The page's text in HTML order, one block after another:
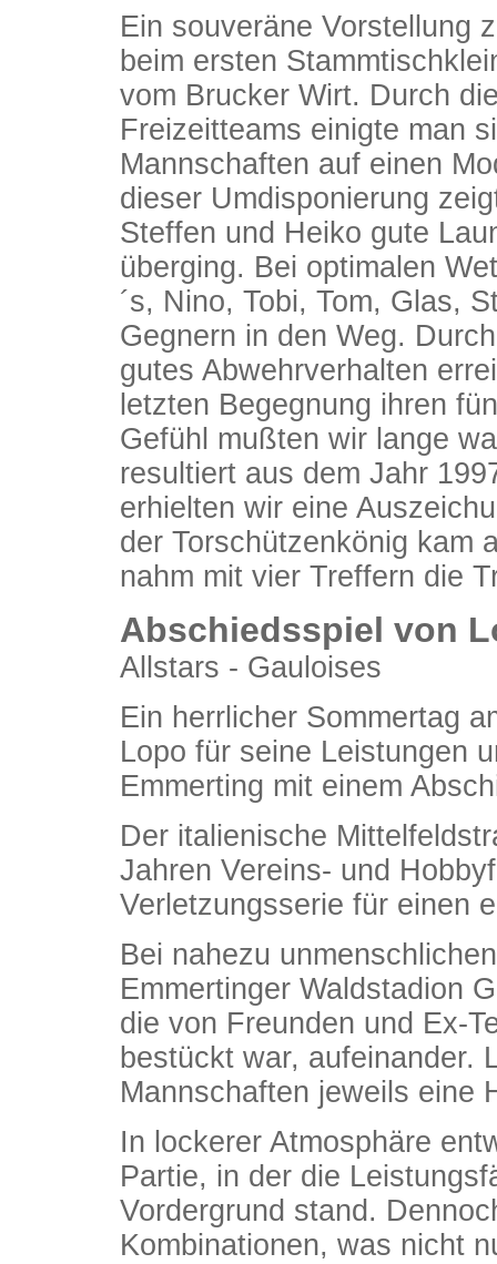
Ein souveräne Vorstellung
beim ersten
vom Brucker Wirt. Durch
Freizeitteams einigte man
Mannschaften auf einen
dieser Umdisponierung
Steffen und Heiko gute
überging. Bei optimalen
´s, Nino, Tobi, Tom, Glas,
Gegnern in den Weg.
gutes Abwehrverhalten
letzten Begegnung ihren
Gefühl mußten wir lange
resultiert aus dem Jahr
erhielten wir eine
der Torschützenkönig kam
nahm mit vier Treffern die
Abschiedsspiel von
Allstars - Gauloises
Ein herrlicher Sommertag
Lopo für seine Leistungen
Emmerting mit einem
Der italienische
Jahren Vereins- und
Verletzungsserie für einen
Bei nahezu
Emmertinger Waldstadion
die von Freunden und Ex-
bestückt war, aufeinander.
Mannschaften jeweils eine
In lockerer Atmosphäre
Partie, in der die
Vordergrund stand.
Kombinationen, was nicht